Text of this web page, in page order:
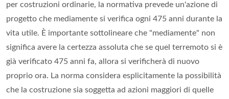
per costruzioni ordinarie, la normativa prevede un'azione di
progetto che mediamente si verifica ogni 475 anni durante la
vita utile. È importante sottolineare che "mediamente" non
significa avere la certezza assoluta che se quel terremoto si è
già verificato 475 anni fa, allora si verificherà di nuovo
proprio ora. La norma considera esplicitamente la possibilità
che la costruzione sia soggetta ad azioni maggiori di quelle